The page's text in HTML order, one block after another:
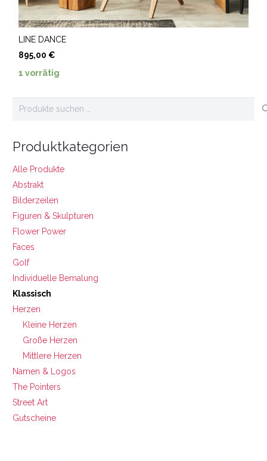
LINE DANCE
895,00 €
1 vorrätig
nach:
Produktkategorien
Alle Produkte
Abstrakt
Bilderzeilen
Figuren & Skulpturen
Flower Power
Faces
Golf
Individuelle Bemalung
Klassisch
Herzen
Kleine Herzen
Große Herzen
Mittlere Herzen
Namen & Logos
The Pointers
Street Art
Gutscheine